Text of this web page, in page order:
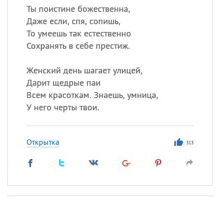
Ты поистине божественна,
Даже если, спя, сопишь,
То умеешь так естественно
Сохранять в себе престиж.
Женский день шагает улицей,
Дарит щедрые паи
Всем красоткам. Знаешь, умница,
У него черты твои.
Открытка 313